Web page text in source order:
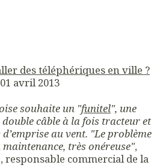
des téléphériques en ville ?
avril 2013
souhaite un "funitel", une
câble à la fois tracteur et
au vent. "Le problème
maintenance, très onéreuse",
responsable commercial de la